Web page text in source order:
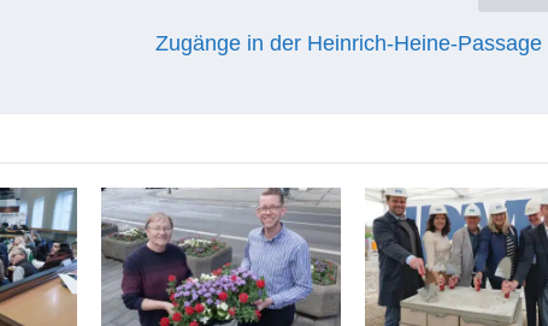
Zugänge in der Heinrich-Heine-Passage